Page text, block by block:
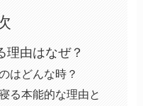
理由はなぜ？
はどんな時？
る本能的な理由と